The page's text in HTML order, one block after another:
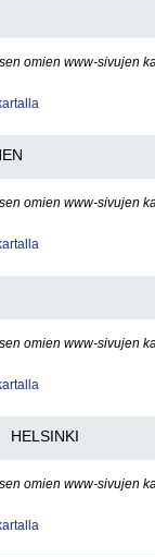
omien www-sivujen
omien www-sivujen
omien www-sivujen
HELSINKI
omien www-sivujen